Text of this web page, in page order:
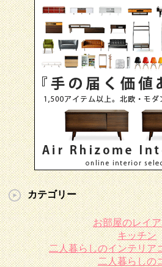
カテゴリー
お部屋のレイ
キッチン
二人暮らしのインテリア
二人暮らしの